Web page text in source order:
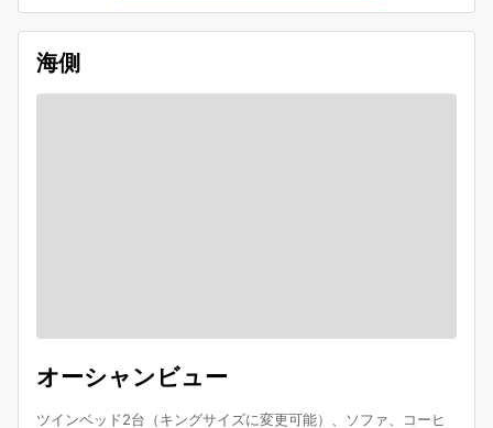
海側
オーシャンビュー
ツインベッド2台（キングサイズに変更可能）、ソファ、コーヒ